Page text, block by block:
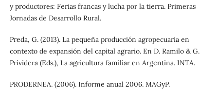
y productores: Ferias francas y lucha por la tierra. Primeras
Jornadas de Desarrollo Rural.
Preda, G. (2013). La pequeña producción agropecuaria en
contexto de expansión del capital agrario. En D. Ramilo & G.
Prividera (Eds.), La agricultura familiar en Argentina. INTA.
PRODERNEA. (2006). Informe anual 2006. MAGyP.